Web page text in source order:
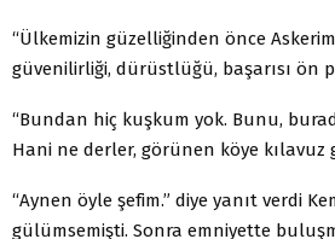
“Ülkemizin güzelliğinden önce
güvenilirliği, dürüstlüğü, başarısı ön
“Bundan hiç kuşkum yok. Bunu,
Hani ne derler, görünen köye kılavuz
“Aynen öyle şefim.” diye yanıt verdi
gülümsemişti. Sonra emniyette